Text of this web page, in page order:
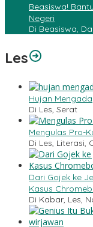
Beasiswa!
Negeri
Di Beasiswa,
Les
Hujan Mengada
Di Les, Serat
Mengulas Pro-
Di Les, Literasi,
Dari Gojek ke
Kasus
Di Kabar, Les,